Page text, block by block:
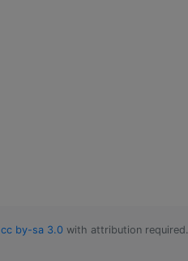
cc by-sa 3.0 with attribution required.